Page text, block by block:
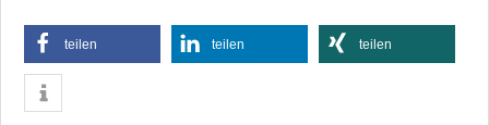
teilen teilen teilen